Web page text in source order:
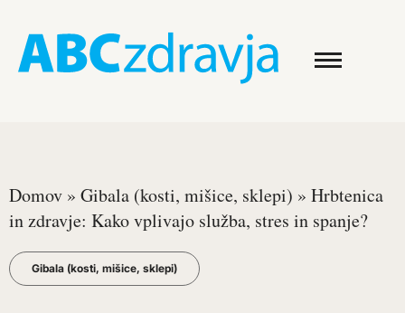
Domov » Gibala (kosti, mišice, sklepi) » Hrbtenica
in zdravje: Kako vplivajo služba, stres in spanje?
Gibala (kosti, mišice, sklepi)